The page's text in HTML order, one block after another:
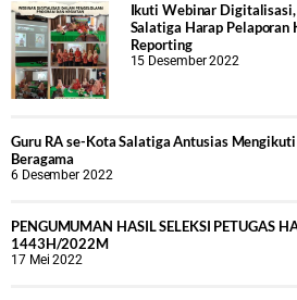
Ikuti Webinar
Salatiga Harap
Reporting
15 Desember 2022
Guru RA se-Kota Salatiga Antusias
Beragama
6 Desember 2022
PENGUMUMAN HASIL SELEKSI PETUGAS
1443H/2022M
17 Mei 2022